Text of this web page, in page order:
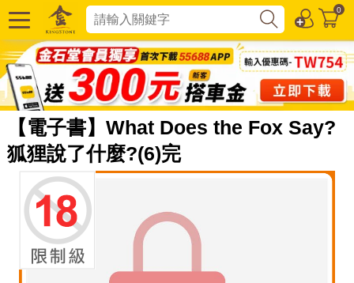
0
【電子書】What Does the Fox Say?
狐狸說了什麼?(6)完